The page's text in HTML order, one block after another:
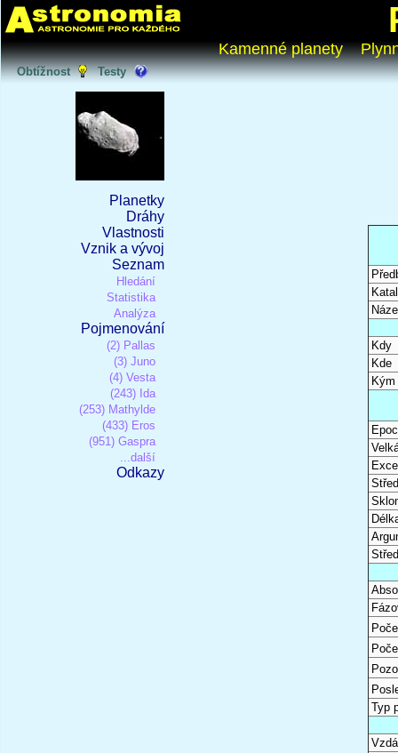
Kamenné planety
Obtížnost Testy
Planetky
Dráhy
Vlastnosti
Vznik a vývoj
Seznam
Hledání
Statistika
Analýza
Pojmenování
(2) Pallas
(3) Juno
(4) Vesta
(243) Ida
(253) Mathylde
(433) Eros
(951) Gaspra
...další
Odkazy
Kdy
Kde
Kým
Typ